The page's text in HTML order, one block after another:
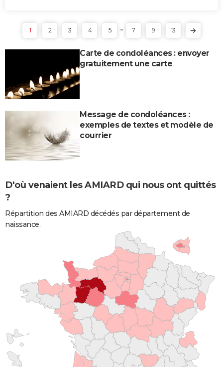
1 2 3 4 5 ... 7 9 13
Carte de condoléances : envoyer
gratuitement une carte
Message de condoléances :
exemples de textes et modèle de
courrier
D'où venaient les AMIARD qui nous ont quittés
?
Répartition des AMIARD décédés par département de
naissance.